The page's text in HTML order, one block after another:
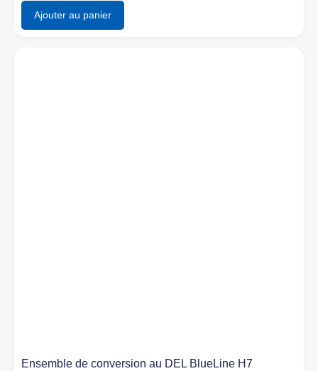
Ajouter au panier
Ensemble de conversion au DEL BlueLine H7